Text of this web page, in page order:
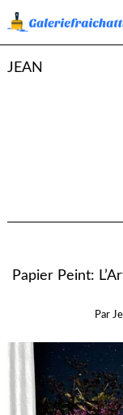
JEAN
Papier Peint:
Par